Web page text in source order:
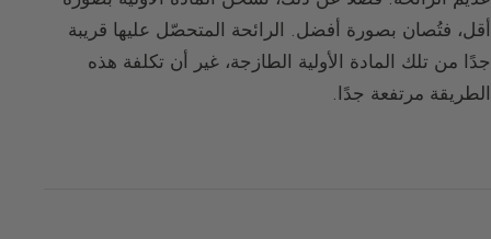
أقل، فتُصان بصورة أفضل. الرائحة المتحصّل عليها قريبة
جدًا من تلك المادة الأولية الطازجة، غير أن تكلفة هذه
الطريقة مرتفعة جدًا.